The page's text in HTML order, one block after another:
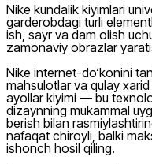
Nike kundalik kiyimlari
garderobdagi turli
ish, sayr va dam olish
zamonaviy obrazlar
Nike internet-do‘konini
mahsulotlar va qulay
ayollar kiyimi — bu
dizaynning mukammal
berish bilan
nafaqat chiroyli, balki
ishonch hosil qiling.